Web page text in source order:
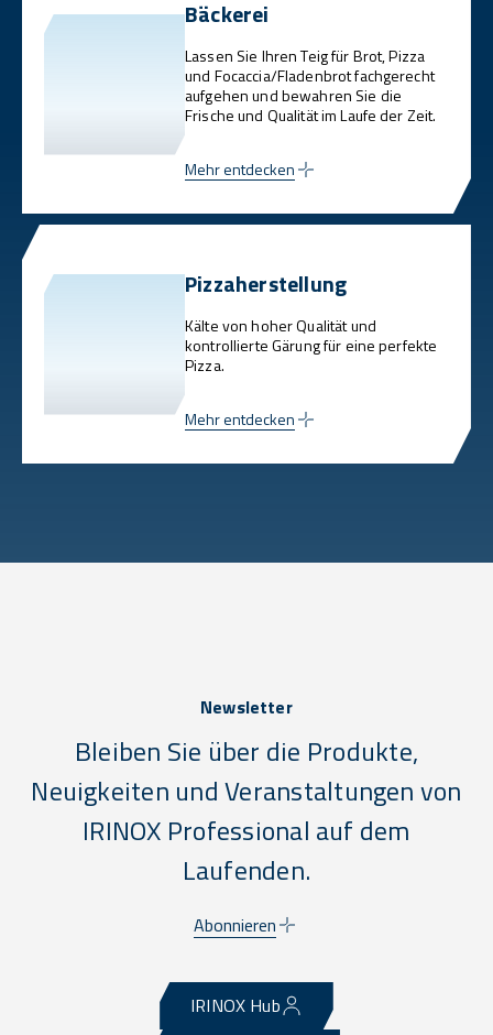
Bäckerei
Lassen Sie Ihren Teig für Brot, Pizza
und Focaccia/Fladenbrot fachgerecht
aufgehen und bewahren Sie die
Frische und Qualität im Laufe der Zeit.
Mehr entdecken
Pizzaherstellung
Kälte von hoher Qualität und
kontrollierte Gärung für eine perfekte
Pizza.
Mehr entdecken
Newsletter
Bleiben Sie über die Produkte,
Neuigkeiten und Veranstaltungen von
IRINOX Professional auf dem
Laufenden.
Abonnieren
IRINOX Hub